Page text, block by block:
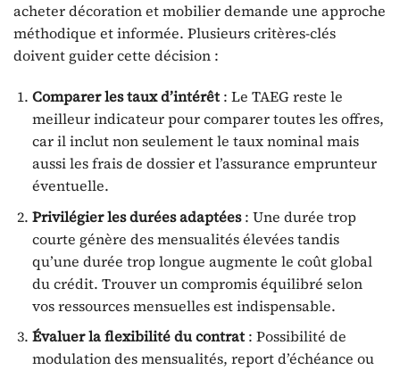
acheter décoration et mobilier demande une approche
méthodique et informée. Plusieurs critères-clés
doivent guider cette décision :
Comparer les taux d’intérêt: Le TAEG reste le
meilleur indicateur pour comparer toutes les offres,
car il inclut non seulement le taux nominal mais
aussi les frais de dossier et l’assurance emprunteur
éventuelle.
Privilégier les durées adaptées: Une durée trop
courte génère des mensualités élevées tandis
qu’une durée trop longue augmente le coût global
du crédit. Trouver un compromis équilibré selon
vos ressources mensuelles est indispensable.
Évaluer la flexibilité du contrat: Possibilité de
modulation des mensualités, report d’échéance ou